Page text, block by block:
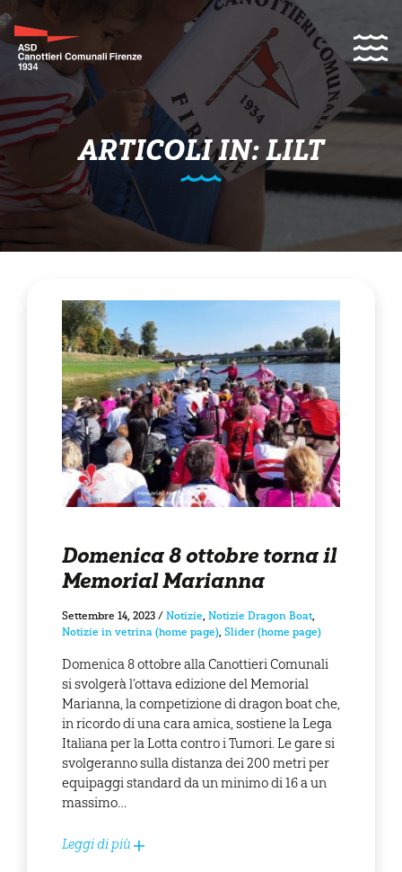
ARTICOLI IN: LILT
Domenica 8 ottobre torna il
Memorial Marianna
Settembre 14, 2023 / Notizie, Notizie Dragon Boat,
Notizie in vetrina (home page), Slider (home page)
Domenica 8 ottobre alla Canottieri Comunali
si svolgerà l’ottava edizione del Memorial
Marianna, la competizione di dragon boat che,
in ricordo di una cara amica, sostiene la Lega
Italiana per la Lotta contro i Tumori. Le gare si
svolgeranno sulla distanza dei 200 metri per
equipaggi standard da un minimo di 16 a un
massimo…
Leggi di più